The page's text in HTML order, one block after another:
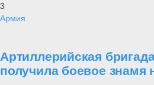
3
Армия
Артиллерийская
получила боевое знамя